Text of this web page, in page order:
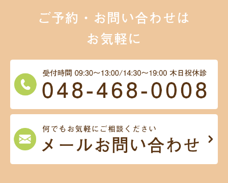
ご予約・お問い合わせは
お気軽に